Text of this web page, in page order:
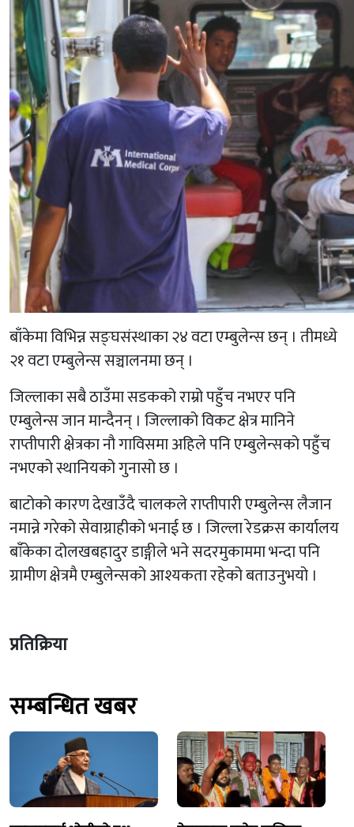
बाँकेमा विभिन्न सङ्घसंस्थाका २४ वटा एम्बुलेन्स छन् । तीमध्ये
२१ वटा एम्बुलेन्स सञ्चालनमा छन् ।
जिल्लाका सबै ठाउँमा सडकको राम्रो पहुँच नभएर पनि
एम्बुलेन्स जान मान्दैनन् । जिल्लाको विकट क्षेत्र मानिने
राप्तीपारी क्षेत्रका नौ गाविसमा अहिले पनि एम्बुलेन्सको पहुँच
नभएको स्थानियको गुनासो छ ।
बाटोको कारण देखाउँदै चालकले राप्तीपारी एम्बुलेन्स लैजान
नमान्ने गरेको सेवाग्राहीको भनाई छ । जिल्ला रेडक्रस कार्यालय
बांँकेका दोलखबहादुर डाङ्गीले भने सदरमुकाममा भन्दा पनि
ग्रामीण क्षेत्रमै एम्बुलेन्सको आश्यकता रहेको बताउनुभयो ।
प्रतिक्रिया
सम्बन्धित खबर